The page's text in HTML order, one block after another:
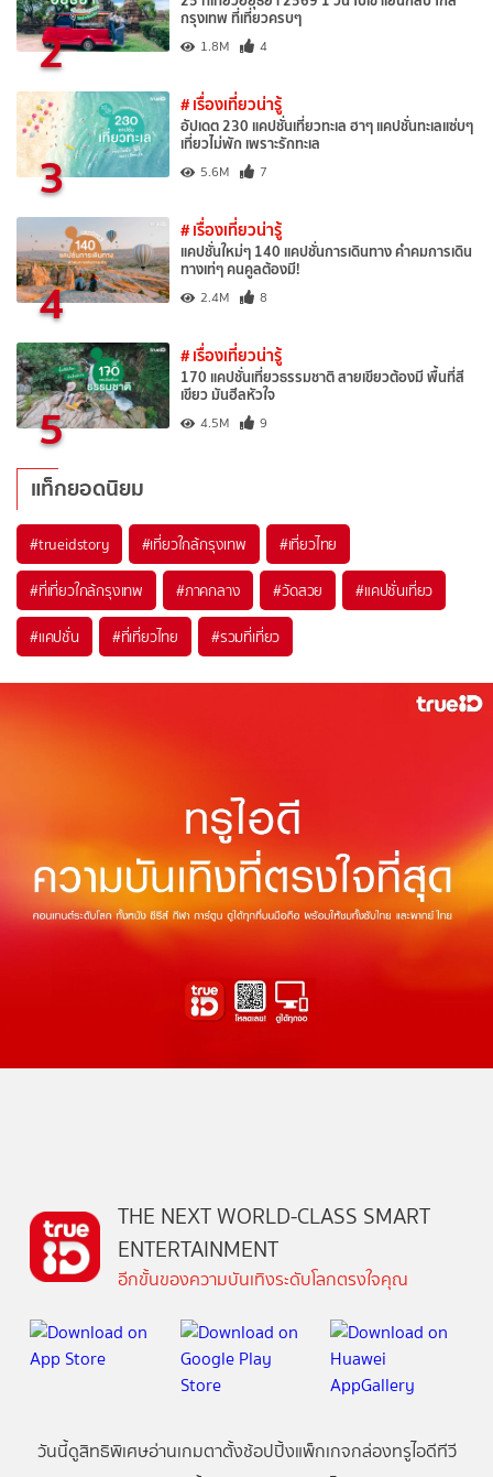
2 กรุงเทพ ที่เที่ยวครบๆ
1.8M 4
3
# เรื่องเที่ยวน่ารู้
อัปเดต 230 แคปชั่นเที่ยวทะเล ฮาๆ แคปชั่นทะเลแซ่บๆ
เที่ยวไม่พัก เพราะรักทะเล
5.6M 7
4
# เรื่องเที่ยวน่ารู้
แคปชั่นใหม่ๆ 140 แคปชั่นการเดินทาง คำคมการเดิน
ทางเท่ๆ คนคูลต้องมี!
2.4M 8
5
# เรื่องเที่ยวน่ารู้
170 แคปชั่นเที่ยวธรรมชาติ สายเขียวต้องมี พื้นที่สี
เขียว มันฮีลหัวใจ
4.5M 9
แท็กยอดนิยม
#trueidstory #เที่ยวใกล้กรุงเทพ #เที่ยวไทย
#ที่เที่ยวใกล้กรุงเทพ #ภาคกลาง #วัดสวย #แคปชั่นเที่ยว
#แคปชั่น #ที่เที่ยวไทย #รวมที่เที่ยว
THE NEXT WORLD-CLASS SMART
ENTERTAINMENT
อีกขั้นของความบันเทิงระดับโลกตรงใจคุณ
วันนี้ดูสิทธิพิเศษอ่านเกมตาตั้งช้อปปิ้งแพ็กเกจกล่องทรูไอดีทีวี